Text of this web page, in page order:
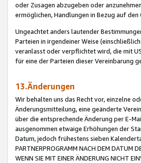
oder Zusagen abzugeben oder
ermöglichen, Handlungen in Bezug auf
Ungeachtet anders lautender
Parteien in irgendeiner Weise
veranlasst oder verpflichtet wird, die mit
für eine der Parteien dieser Vereinbarung
13.Änderungen
Wir behalten uns das Recht vor, einzelne
Änderungsmitteilung, eine geänderte
über die entsprechende Änderung per E-
ausgenommen etwaige Erhöhungen der
Datum, jedoch frühestens sieben
PARTNERPROGRAMM NACH DEM DATUM
WENN SIE MIT EINER ÄNDERUNG NICHT